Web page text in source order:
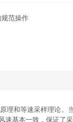
范操作
理和等速采样理论。
速基本一致，保证了